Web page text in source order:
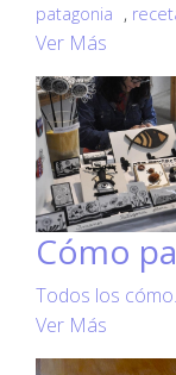
patagonia ,
Ver Más
Cómo
Todos los
Ver Más